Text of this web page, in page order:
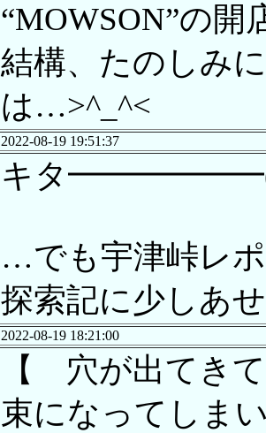
“MOWSON”の開
結構、たのしみ
は…>^_^<
2022-08-19 19:51:37
キタ
…でも宇津峠レ
探索記に少しあ
2022-08-19 18:21:00
【 穴が出てき
束になってしま